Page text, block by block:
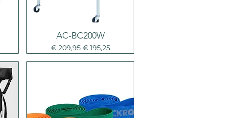
AC-BC200W
Normale prijs
€ 209,95 Verkoopprijs
€ 195,25